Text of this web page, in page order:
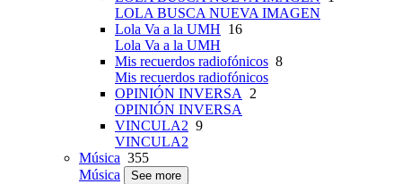
LOLA BUSCA NUEVA IMAGEN
Lola Va a la UMH 16
Lola Va a la UMH
Mis recuerdos radiofónicos 8
Mis recuerdos radiofónicos
OPINIÓN INVERSA
2
OPINIÓN INVERSA
VINCULA2 9
VINCULA2
Música 355
Música
See more